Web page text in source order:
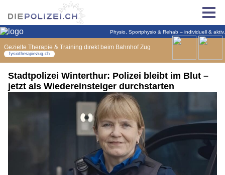
Stadtpolizei Winterthur: Polizei bleibt im Blut –
jetzt als Wiedereinsteiger durchstarten